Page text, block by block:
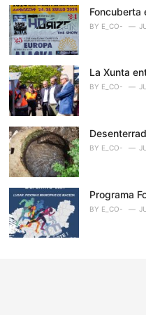
Foncuberta
BY E_CO-
La Xunta
BY E_CO-
BY E_CO-
Programa
BY E_CO-